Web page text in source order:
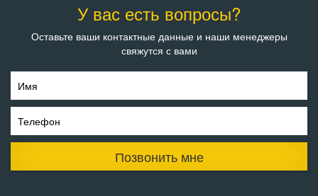
У вас есть вопросы?
Оставьте ваши контактные данные и наши менеджеры
свяжутся с вами
Имя
Телефон
Позвонить мне